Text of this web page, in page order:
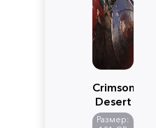
Crimson
Desert
Размер: